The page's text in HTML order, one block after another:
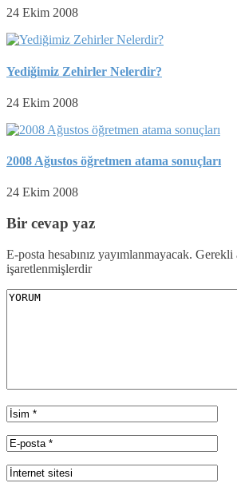
24 Ekim 2008
Yediğimiz Zehirler Nelerdir?
24 Ekim 2008
2008 Ağustos öğretmen atama sonuçları
24 Ekim 2008
Bir cevap yaz
E-posta hesabınız yayımlanmayacak. Gerekli
işaretlenmişlerdir